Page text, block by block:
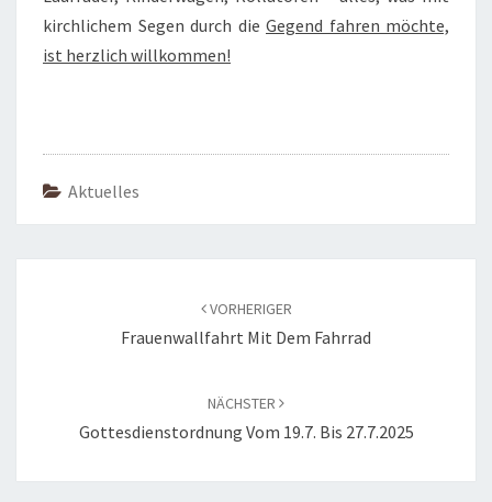
kirchlichem Segen durch die Gegend fahren möchte,
ist herzlich willkommen!
Aktuelles
VORHERIGER
Frauenwallfahrt Mit Dem Fahrrad
NÄCHSTER
Gottesdienstordnung Vom 19.7. Bis 27.7.2025